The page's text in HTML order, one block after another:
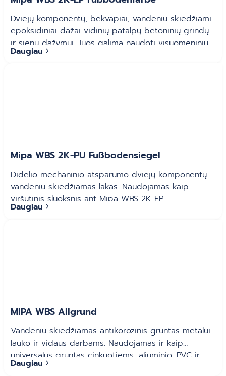
Dviejų komponentų, bekvapiai, vandeniu skiedžiami
epoksidiniai dažai vidinių patalpų betoninių grindų
ir sienų dažymui. Juos galima naudoti visuomeninių,
individualių, parkingų, garažų, sandėlių, prekybos ir
Daugiau
Mipa WBS 2K-PU Fußbodensiegel
Didelio mechaninio atsparumo dviejų komponentų
vandeniu skiedžiamas lakas. Naudojamas kaip
viršutinis sluoksnis ant Mipa WBS 2K-EP.
Daugiau
MIPA WBS Allgrund
Vandeniu skiedžiamas antikorozinis gruntas metalui
lauko ir vidaus darbams. Naudojamas ir kaip
universalus gruntas cinkuotiems, aliuminio, PVC ir
medžio paviršiams.
Daugiau